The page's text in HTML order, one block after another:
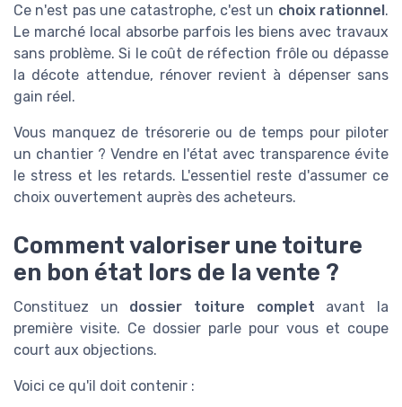
Ce n'est pas une catastrophe, c'est un choix rationnel.
Le marché local absorbe parfois les biens avec travaux
sans problème. Si le coût de réfection frôle ou dépasse
la décote attendue, rénover revient à dépenser sans
gain réel.
Vous manquez de trésorerie ou de temps pour piloter
un chantier ? Vendre en l'état avec transparence évite
le stress et les retards. L'essentiel reste d'assumer ce
choix ouvertement auprès des acheteurs.
Comment valoriser une toiture
en bon état lors de la vente ?
Constituez un dossier toiture complet avant la
première visite. Ce dossier parle pour vous et coupe
court aux objections.
Voici ce qu'il doit contenir :